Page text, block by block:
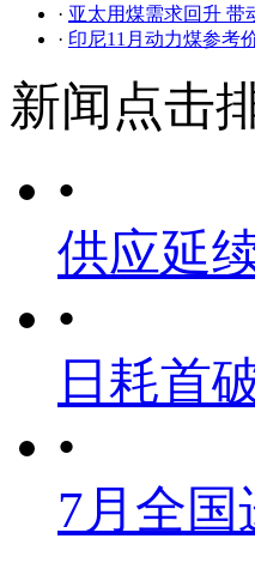
· 亚太用煤需求回升 带
· 印尼11月动力煤参考
新闻点击
•
供应延
•
日耗首
•
7月全国